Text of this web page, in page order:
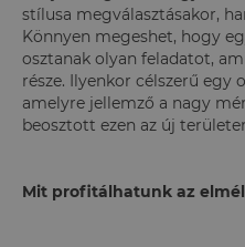
stílusa megválasztásakor,
Könnyen megeshet, hogy
osztanak olyan feladatot,
része. Ilyenkor célszerű egy
amelyre jellemző a nagy
beosztott ezen az új
Mit profitálhatunk az